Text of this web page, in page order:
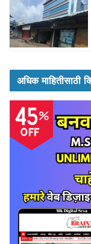
अधिक माहितीसाठी